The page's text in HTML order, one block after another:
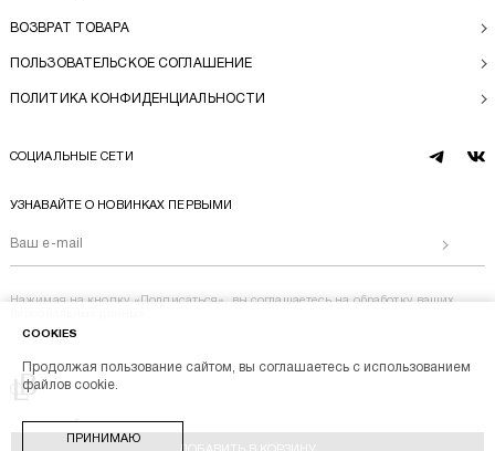
Перейти на главную
BL BRAND © 2014-2026
ВОЗВРАТ ТОВАРА
ПОЛЬЗОВАТЕЛЬСКОЕ СОГЛАШЕНИЕ
ПОЛИТИКА КОНФИДЕНЦИАЛЬНОСТИ
СОЦИАЛЬНЫЕ СЕТИ
telegram
vk
УЗНАВАЙТЕ О НОВИНКАХ ПЕРВЫМИ
Нажимая на кнопку «Подписаться», вы соглашаетесь на обработку ваших
COOKIES
Продолжая пользование сайтом, вы соглашаетесь с использованием
файлов cookie.
ПРИНИМАЮ